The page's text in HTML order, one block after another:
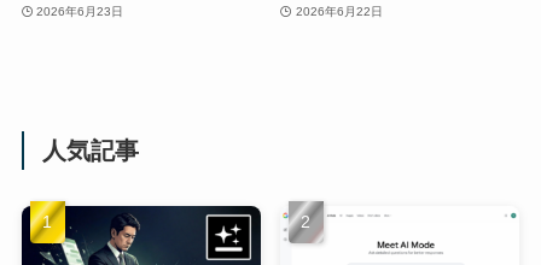
2026年6月23日 2026年6月22日
人気記事